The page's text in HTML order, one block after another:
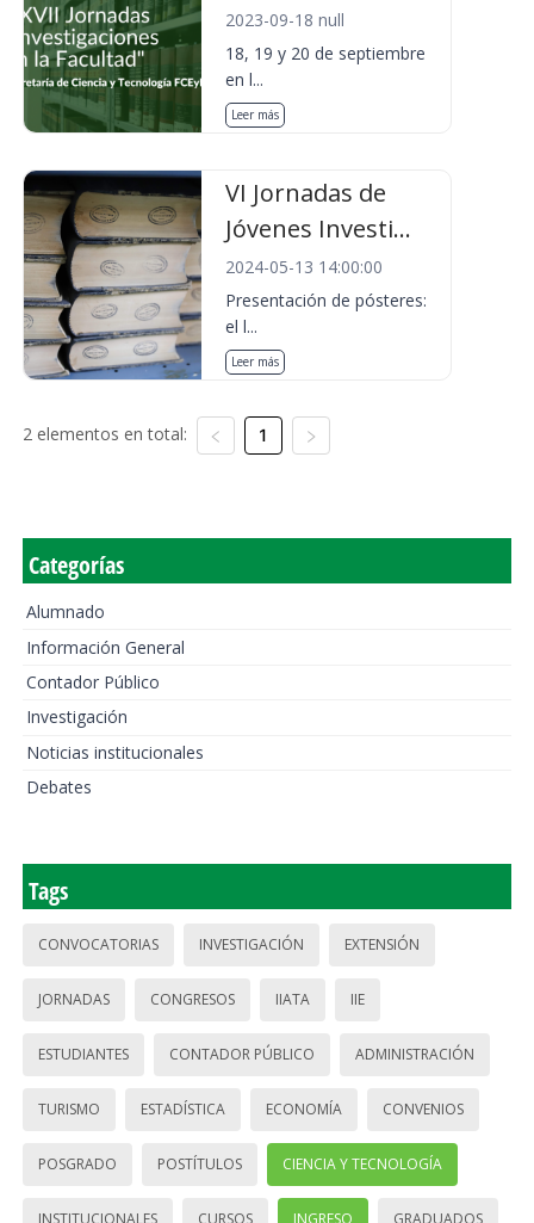
2023-09-18 null
18, 19 y 20 de septiembre
en l...
Leer más
VI Jornadas de
Jóvenes Investi...
2024-05-13 14:00:00
Presentación de pósteres:
el l...
Leer más
2 elementos en total: 1
Categorías
Alumnado
Información General
Contador Público
Investigación
Noticias institucionales
Debates
Tags
CONVOCATORIAS INVESTIGACIÓN EXTENSIÓN
JORNADAS CONGRESOS IIATA IIE
ESTUDIANTES CONTADOR PÚBLICO ADMINISTRACIÓN
TURISMO ESTADÍSTICA ECONOMÍA CONVENIOS
POSGRADO POSTÍTULOS CIENCIA Y TECNOLOGÍA